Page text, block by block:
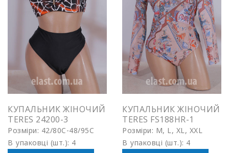
КУПАЛЬНИК ЖІНОЧИЙ
TERES 24200-3
Розміри: 42/80C-48/95C
В упаковці (шт.): 4
КУПАЛЬНИК ЖІНОЧИЙ
TERES FS188HR-1
Розміри: M, L, XL, XXL
В упаковці (шт.): 4